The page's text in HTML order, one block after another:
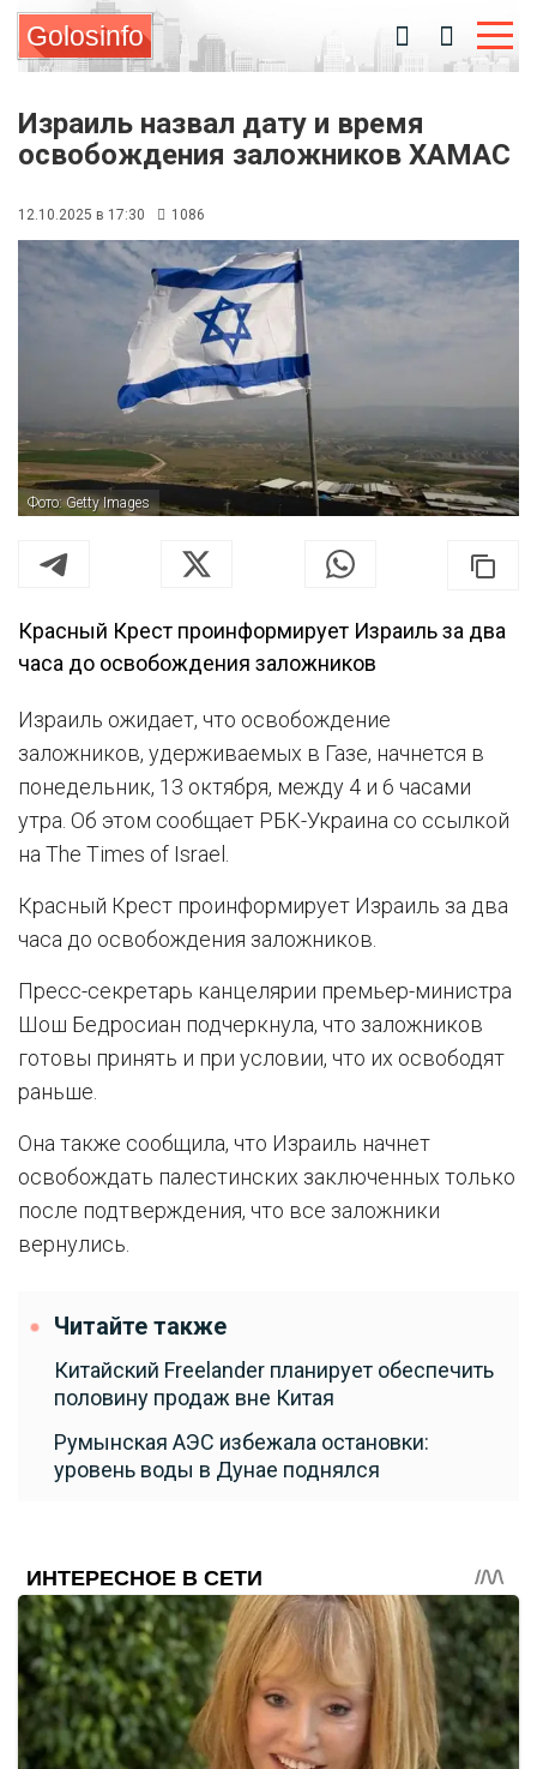
Golosinfo
Израиль назвал дату и время
освобождения заложников ХАМАС
12.10.2025 в 17:30 1086
Фото: Getty Images
Красный Крест проинформирует Израиль за два
часа до освобождения заложников
Израиль ожидает, что освобождение
заложников, удерживаемых в Газе, начнется в
понедельник, 13 октября, между 4 и 6 часами
утра. Об этом сообщает РБК-Украина со ссылкой
на The Times of Israel.
Красный Крест проинформирует Израиль за два
часа до освобождения заложников.
Пресс-секретарь канцелярии премьер-министра
Шош Бедросиан подчеркнула, что заложников
готовы принять и при условии, что их освободят
раньше.
Она также сообщила, что Израиль начнет
освобождать палестинских заключенных только
после подтверждения, что все заложники
вернулись.
Читайте также
Китайский Freelander планирует обеспечить
половину продаж вне Китая
Румынская АЭС избежала остановки:
уровень воды в Дунае поднялся